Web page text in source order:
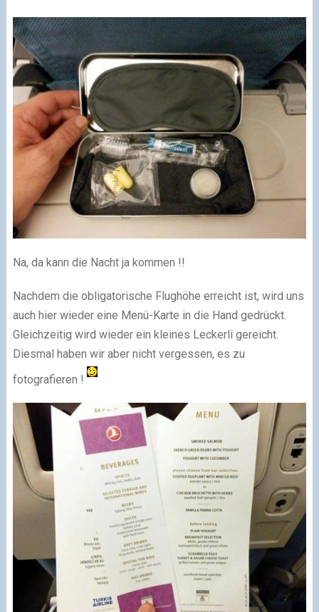
Na, da kann die Nacht ja kommen !!
Nachdem die obligatorische Flughöhe erreicht ist, wird uns
auch hier wieder eine Menü-Karte in die Hand gedrückt.
Gleichzeitig wird wieder ein kleines Leckerli gereicht.
Diesmal haben wir aber nicht vergessen, es zu
fotografieren !